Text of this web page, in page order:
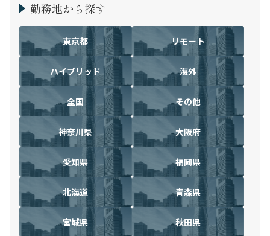
勤務地から探す
東京都 リモート
ハイブリッド 海外
全国 その他
神奈川県 大阪府
愛知県 福岡県
北海道 青森県
宮城県 秋田県